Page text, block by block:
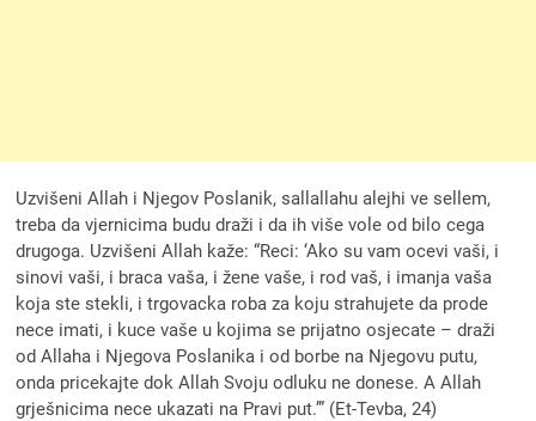
Uzvišeni Allah i Njegov Poslanik, sallallahu alejhi ve sellem,
treba da vjernicima budu draži i da ih više vole od bilo cega
drugoga. Uzvišeni Allah kaže: “Reci: ‘Ako su vam ocevi vaši, i
sinovi vaši, i braca vaša, i žene vaše, i rod vaš, i imanja vaša
koja ste stekli, i trgovacka roba za koju strahujete da prode
nece imati, i kuce vaše u kojima se prijatno osjecate – draži
od Allaha i Njegova Poslanika i od borbe na Njegovu putu,
onda pricekajte dok Allah Svoju odluku ne donese. A Allah
grješnicima nece ukazati na Pravi put.’” (Et-Tevba, 24)